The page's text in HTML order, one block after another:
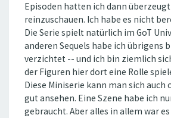
Episoden hatten ich dann
reinzuschauen. Ich habe es nicht
Die Serie spielt natürlich im GoT
anderen Sequels habe ich übrigens
verzichtet -- und ich bin ziemlich
der Figuren hier dort eine Rolle
Diese Miniserie kann man sich auch
gut ansehen. Eine Szene habe ich
gebraucht. Aber alles in allem war